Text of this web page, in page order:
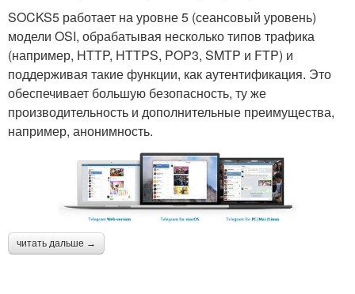
SOCKS5 работает на уровне 5 (сеансовый уровень)
модели OSI, обрабатывая несколько типов трафика
(например, HTTP, HTTPS, POP3, SMTP и FTP) и
поддерживая такие функции, как аутентификация. Это
обеспечивает большую безопасность, ту же
производительность и дополнительные преимущества,
например, анонимность.
читать дальше →